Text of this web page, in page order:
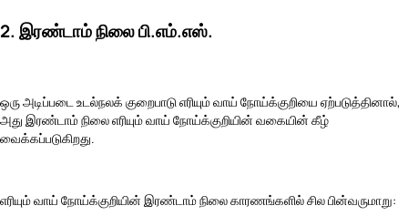
2. இரண்டாம் நிலை பி.எம்.எஸ்.
ஒரு அடிப்படை உடல்நலக் குறைபாடு எரியும் வாய் நோய்க்குறியை ஏற்படுத்தினால்,
அது இரண்டாம் நிலை எரியும் வாய் நோய்க்குறியின் வகையின் கீழ்
வைக்கப்படுகிறது.
எரியும் வாய் நோய்க்குறியின் இரண்டாம் நிலை காரணங்களில் சில பின்வருமாறு: